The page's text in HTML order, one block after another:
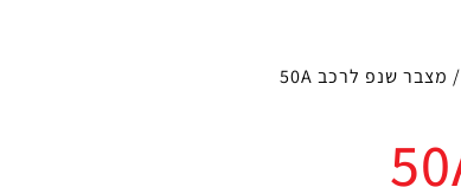
/ מצבר שנפ לרכב 50A